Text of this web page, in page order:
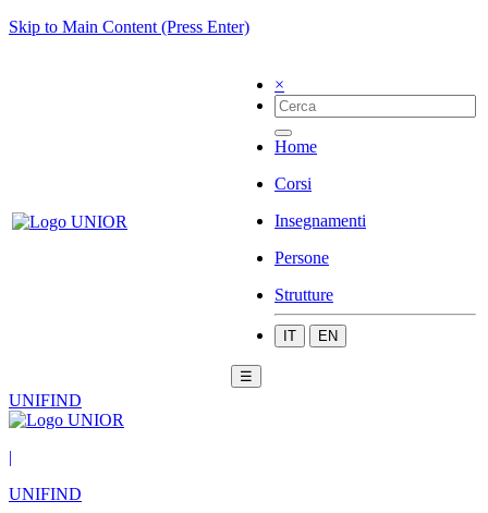
Skip to Main Content (Press Enter)
×
Home
Corsi
Insegnamenti
Persone
Strutture
IT EN
☰
UNIFIND
|
UNIFIND